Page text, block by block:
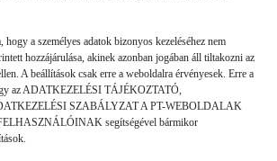
a személyes adatok bizonyos kezeléséhez nem
hozzájárulása, akinek azonban jogában áll tiltakozni az
A beállítások csak erre a weboldalra érvényesek. Erre a
az ADATKEZELÉSI TÁJÉKOZTATÓ,
SZABÁLYZAT A PT-WEBOLDALAK
segítségével bármikor
valaki rosszul lett, vagy valami gondja
segítettek. (Ebben a táborban a
Láttam olyat is, hogy valaki nem jött